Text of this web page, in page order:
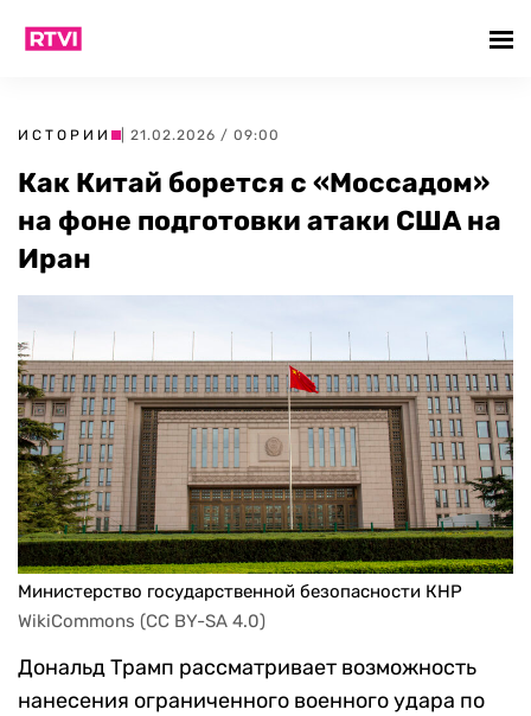
ИСТОРИИ | 21.02.2026 / 09:00
Как Китай борется с «Моссадом»
на фоне подготовки атаки США на
Иран
Министерство государственной безопасности КНР
WikiCommons (CC BY-SA 4.0)
Дональд Трамп рассматривает возможность
нанесения ограниченного военного удара по